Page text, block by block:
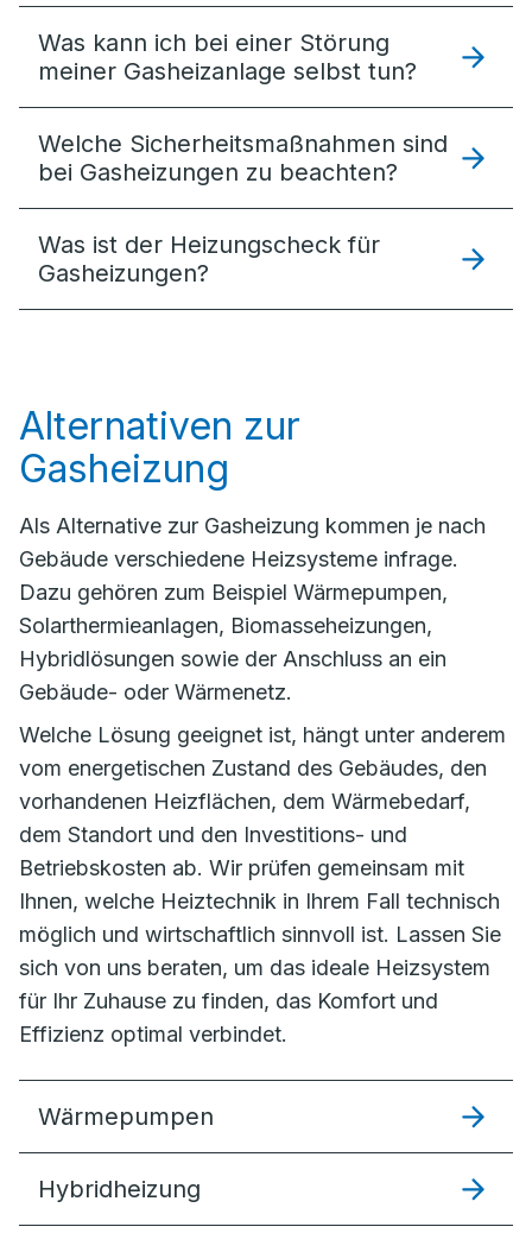
Was kann ich bei einer Störung
meiner Gasheizanlage selbst tun?
Welche Sicherheitsmaßnahmen sind
bei Gasheizungen zu beachten?
Was ist der Heizungscheck für
Gasheizungen?
Alternativen zur
Gasheizung
Als Alternative zur Gasheizung kommen je nach
Gebäude verschiedene Heizsysteme infrage.
Dazu gehören zum Beispiel Wärmepumpen,
Solarthermieanlagen, Biomasseheizungen,
Hybridlösungen sowie der Anschluss an ein
Gebäude- oder Wärmenetz.
Welche Lösung geeignet ist, hängt unter anderem
vom energetischen Zustand des Gebäudes, den
vorhandenen Heizflächen, dem Wärmebedarf,
dem Standort und den Investitions- und
Betriebskosten ab. Wir prüfen gemeinsam mit
Ihnen, welche Heiztechnik in Ihrem Fall technisch
möglich und wirtschaftlich sinnvoll ist. Lassen Sie
sich von uns beraten, um das ideale Heizsystem
für Ihr Zuhause zu finden, das Komfort und
Effizienz optimal verbindet.
Wärmepumpen
Hybridheizung